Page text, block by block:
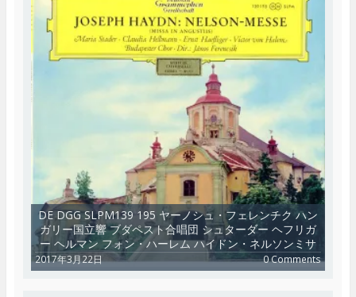
DE DGG SLPM139 195 ヤーノシュ・フェレンチク ハン
ガリー国立響 ブダペスト合唱団 シュターダー ヘフリガ
ー ヘルマン フォン・ハーレム ハイドン・ネルソンミサ
2017年3月22日 0 Comments